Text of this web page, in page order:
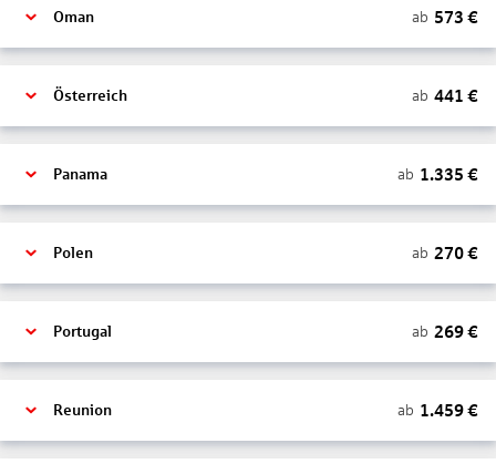
Oman ab 573 €
Österreich ab 441 €
Panama ab 1.335 €
Polen ab 270€
Portugal ab 269€
Reunion ab 1.459€